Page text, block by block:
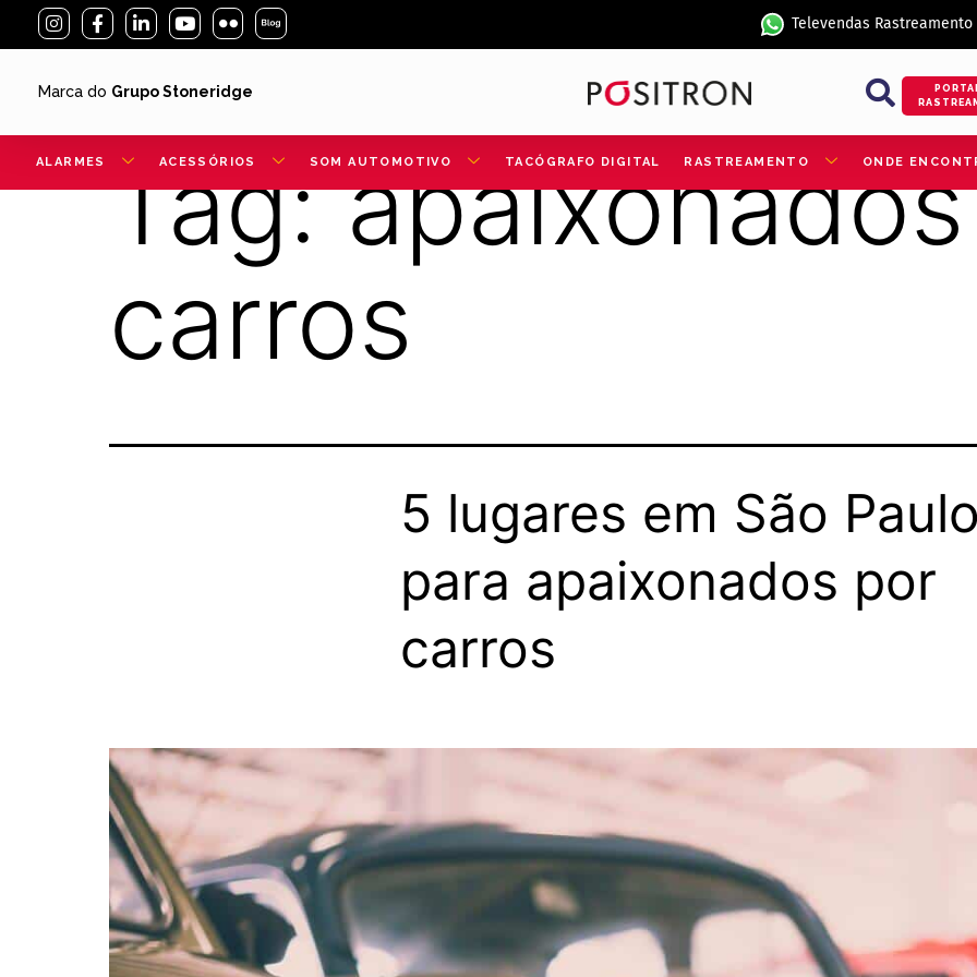
Televendas
Marca do Grupo Stoneridge
ALARMES ACESSÓRIOS SOM AUTOMOTIVO TACÓGRAFO DIGITAL RASTREAMENTO ONDE
Tag:
carros
5 lugares em São
para apaixonados por
carros